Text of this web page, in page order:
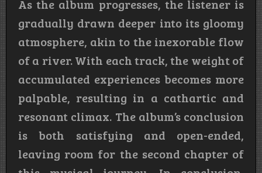
As the album progresses, the listener is
gradually drawn deeper into its gloomy
atmosphere, akin to the inexorable flow
of a river. With each track, the weight of
accumulated experiences becomes more
palpable, resulting in a cathartic and
resonant climax. The album’s conclusion
is both satisfying and open-ended,
leaving room for the second chapter of